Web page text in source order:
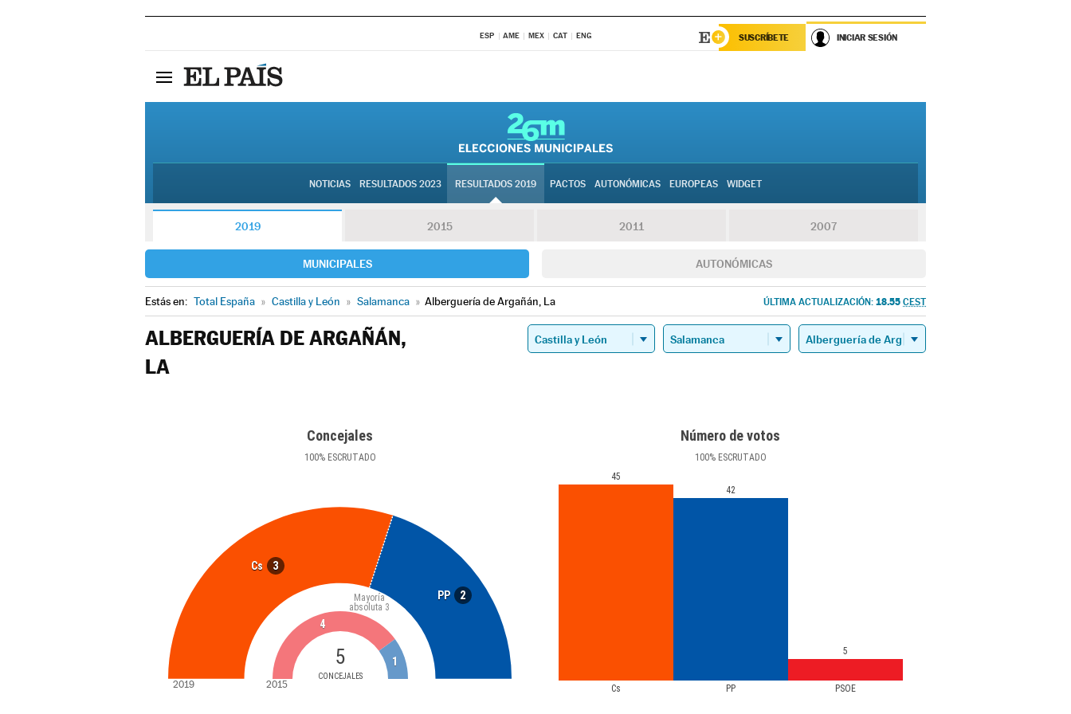
ESP AME MEX CAT ENG SUSCRÍBETE INICIAR SESIÓN
NOTICIAS RESULTADOS 2023 RESULTADOS 2019 PACTOS AUTONÓMICAS EUROPEAS WIDGET
2019 2015 2011 2007
MUNICIPALES AUTONÓMICAS
Estás en: Total España » Castilla y León » Salamanca » Alberguería de Argañán, La ÚLTIMA ACTUALIZACIÓN: 18.55 CEST
ALBERGUERÍA DE ARGAÑÁN,
LA
Concejales
100%ESCRUTADO
Cs 3
PP 2
5
CONCEJALES
Mayoría
absoluta 3
4
1
2019 2015
Número de votos
100%ESCRUTADO
Cs PP PSOE
45
42
5